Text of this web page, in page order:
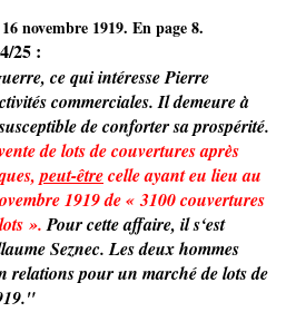
novembre 1919. En page 8.
25 :
ce qui intéresse Pierre
commerciales. Il demeure à
de conforter sa prospérité.
de lots de couvertures après
peut-êtrecelle ayant eu lieu au
1919 de « 3100 couvertures
».Pour cette affaire, il s‘est
Seznec. Les deux hommes
relations pour un marché de lots de